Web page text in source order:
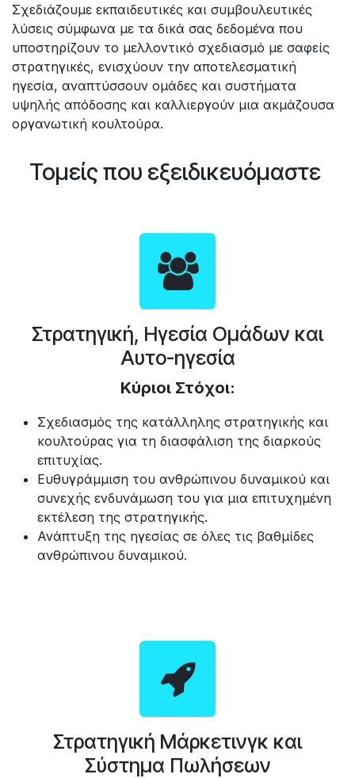
Σχεδιάζουμε εκπαιδευτικές και συμβουλευτικές
λύσεις σύμφωνα με τα δικά σας δεδομένα που
υποστηρίζουν το μελλοντικό σχεδιασμό με σαφείς
στρατηγικές, ενισχύουν την αποτελεσματική
ηγεσία, αναπτύσσουν ομάδες και συστήματα
υψηλής απόδοσης και καλλιεργούν μια ακμάζουσα
οργανωτική κουλτούρα.
Τομείς που εξειδικευόμαστε
Στρατηγική, Ηγεσία Ομάδων και
Αυτο-ηγεσία
Κύριοι Στόχοι:
Σχεδιασμός της κατάλληλης στρατηγικής και
κουλτούρας για τη διασφάλιση της διαρκούς
επιτυχίας.
Ευθυγράμμιση του ανθρώπινου δυναμικού και
συνεχής ενδυνάμωση του για μια επιτυχημένη
εκτέλεση της στρατηγικής.
Ανάπτυξη της ηγεσίας σε όλες τις βαθμίδες
ανθρώπινου δυναμικού.​
Στρατηγική Μάρκετινγκ και
Σύστημα Πωλήσεων